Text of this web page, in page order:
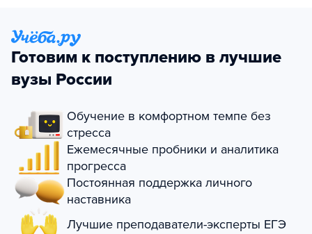
Готовим к поступлению в лучшие
вузы России
Обучение в комфортном темпе без
стресса
Ежемесячные пробники и аналитика
прогресса
Постоянная поддержка личного
наставника
Лучшие преподаватели-эксперты ЕГЭ